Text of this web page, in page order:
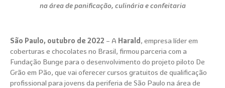
na área de panificação, culinária e confeitaria
São Paulo, outubro de 2022 – A Harald, empresa líder em
coberturas e chocolates no Brasil, firmou parceria com a
Fundação Bunge para o desenvolvimento do projeto piloto De
Grão em Pão, que vai oferecer cursos gratuitos de qualificação
profissional para jovens da periferia de São Paulo na área de